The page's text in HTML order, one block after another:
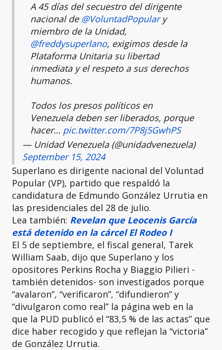
A 45 días del secuestro del dirigente
nacional de @VoluntadPopulary
miembro de la Unidad,
@freddysuperlano, exigimos desde la
Plataforma Unitaria su libertad
inmediata y el respeto a sus derechos
humanos.
Todos los presos políticos en
Venezuela deben ser liberados, porque
hacer… pic.twitter.com/7P8j5GwhPS
— Unidad Venezuela (@unidadvenezuela)
September 15, 2024
Superlano es dirigente nacional del Voluntad
Popular (VP), partido que respaldó la
candidatura de Edmundo González Urrutia en
las presidenciales del 28 de julio.
Lea también: Revelan que Leocenis García
está detenido en la cárcel El Rodeo I
El 5 de septiembre, el fiscal general, Tarek
William Saab, dijo que Superlano y los
opositores Perkins Rocha y Biaggio Pilieri -
también detenidos- son investigados porque
“avalaron”, “verificaron”, “difundieron” y
“divulgaron como real” la página web en la
que la PUD publicó el “83,5 % de las actas” que
dice haber recogido y que reflejan la “victoria”
de González Urrutia.